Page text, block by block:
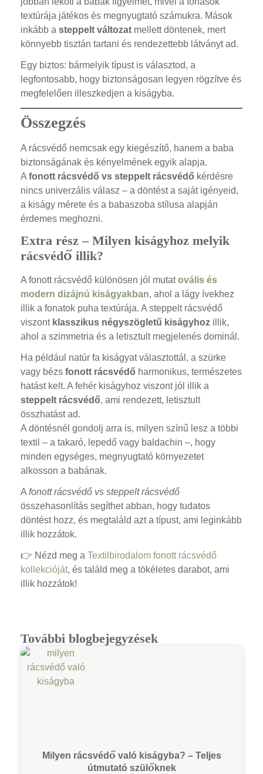
textúrája játékos és megnyugtató számukra. Mások
inkább a steppelt változat mellett döntenek, mert
könnyebb tisztán tartani és rendezettebb látványt ad.
Egy biztos: bármelyik típust is választod, a
legfontosabb, hogy biztonságosan legyen rögzítve és
megfelelően illeszkedjen a kiságyba.
Összegzés
A rácsvédő nemcsak egy kiegészítő, hanem a baba
biztonságának és kényelmének egyik alapja.
A fonott rácsvédő vs steppelt rácsvédő kérdésre
nincs univerzális válasz – a döntést a saját igényeid,
a kiságy mérete és a babaszoba stílusa alapján
érdemes meghozni.
Extra rész – Milyen kiságyhoz melyik
rácsvédő illik?
A fonott rácsvédő különösen jól mutatovális és
modern dizájnú kiságyakban, ahol a lágy ívekhez
illik a fonatok puha textúrája. A steppelt rácsvédő
viszont klasszikus négyszögletű kiságyhoz illik,
ahol a szimmetria és a letisztult megjelenés dominál.
Ha például natúr fa kiságyat választottál, a szürke
vagy bézs fonott rácsvédő harmonikus, természetes
hatást kelt. A fehér kiságyhoz viszont jól illik a
steppelt rácsvédő, ami rendezett, letisztult
összhatást ad.
A döntésnél gondolj arra is, milyen színű lesz a többi
textil – a takaró, lepedő vagy baldachin –, hogy
minden egységes, megnyugtató környezetet
alkosson a babának.
A fonott rácsvédő vs steppelt rácsvédő
összehasonlítás segíthet abban, hogy tudatos
döntést hozz, és megtaláld azt a típust, ami leginkább
illik hozzátok.
👉 Nézd meg a Textilbirodalom fonott rácsvédő
kollekcióját, és találd meg a tökéletes darabot, ami
illik hozzátok!
További blogbejegyzések
Milyen rácsvédő való kiságyba? – Teljes
útmutató szülőknek